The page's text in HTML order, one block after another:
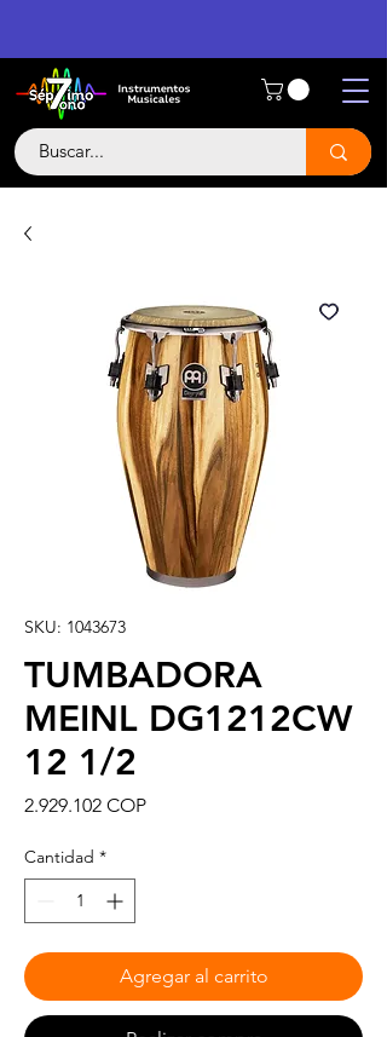
SKU: 1043673
TUMBADORA
MEINL DG1212CW
12 1/2
2.929.102 COPPrecio
Cantidad *
Agregar al carrito